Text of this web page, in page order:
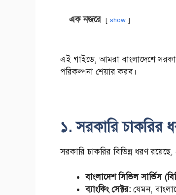
এক নজরে show
এই গাইডে, আমরা বাংলাদেশে
পরিকল্পনা শেয়ার করব।
১. সরকারি চাকরির
সরকারি চাকরির বিভিন্ন ধরণ
বাংলাদেশ সিভিল সার্ভিস
ব্যাংকিং সেক্টর: যেমন,